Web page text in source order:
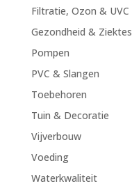
Filtratie, Ozon & UVC
Gezondheid & Ziektes
Pompen
PVC & Slangen
Toebehoren
Tuin & Decoratie
Vijverbouw
Voeding
Waterkwaliteit